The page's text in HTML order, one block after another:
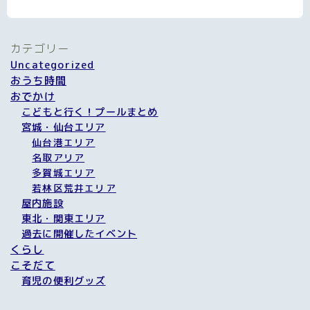
カテゴリー
Uncategorized
おうち時間
おでかけ
こどもと行く！プールまとめ
宮城・仙台エリア
仙台港エリア
名取アリア
多賀城エリア
若林区荒井エリア
屋内施設
東北・関東エリア
過去に開催したイベント
くらし
こそだて
育児の便利グッズ